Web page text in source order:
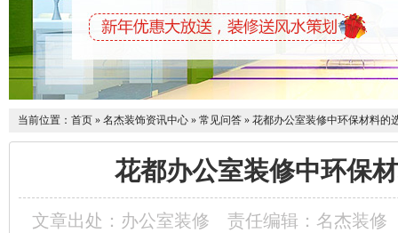
当前位置： 首页 » 名杰装饰资讯中心 » 常见问答 » 花都办公室装修中环保材料的
花都办公室装修中环保
文章出处：办公室装修
责任编辑：名杰装修